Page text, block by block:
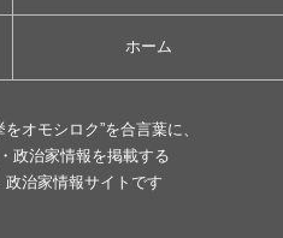
ホーム
オモシロク”を合言葉に、
政治家情報を掲載する
政治家情報サイトです